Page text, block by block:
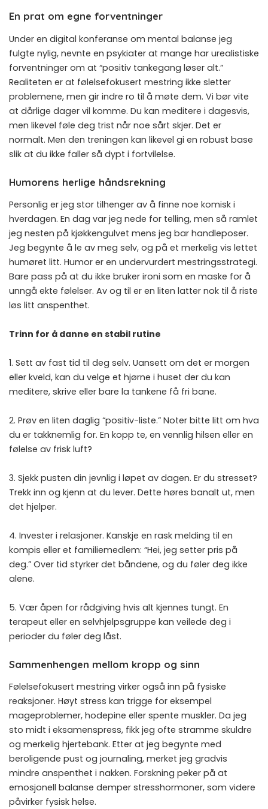
En prat om egne forventninger
Under en digital konferanse om mental balanse jeg
fulgte nylig, nevnte en psykiater at mange har urealistiske
forventninger om at “positiv tankegang løser alt.”
Realiteten er at følelsefokusert mestring ikke sletter
problemene, men gir indre ro til å møte dem. Vi bør vite
at dårlige dager vil komme. Du kan meditere i dagesvis,
men likevel føle deg trist når noe sårt skjer. Det er
normalt. Men den treningen kan likevel gi en robust base
slik at du ikke faller så dypt i fortvilelse.
Humorens herlige håndsrekning
Personlig er jeg stor tilhenger av å finne noe komisk i
hverdagen. En dag var jeg nede for telling, men så ramlet
jeg nesten på kjøkkengulvet mens jeg bar handleposer.
Jeg begynte å le av meg selv, og på et merkelig vis lettet
humøret litt. Humor er en undervurdert mestringsstrategi.
Bare pass på at du ikke bruker ironi som en maske for å
unngå ekte følelser. Av og til er en liten latter nok til å riste
løs litt anspenthet.
Trinn for å danne en stabil rutine
1. Sett av fast tid til deg selv. Uansett om det er morgen
eller kveld, kan du velge et hjørne i huset der du kan
meditere, skrive eller bare la tankene få fri bane.
2. Prøv en liten daglig “positiv-liste.” Noter bitte litt om hva
du er takknemlig for. En kopp te, en vennlig hilsen eller en
følelse av frisk luft?
3. Sjekk pusten din jevnlig i løpet av dagen. Er du stresset?
Trekk inn og kjenn at du lever. Dette høres banalt ut, men
det hjelper.
4. Invester i relasjoner. Kanskje en rask melding til en
kompis eller et familiemedlem: “Hei, jeg setter pris på
deg.” Over tid styrker det båndene, og du føler deg ikke
alene.
5. Vær åpen for rådgiving hvis alt kjennes tungt. En
terapeut eller en selvhjelpsgruppe kan veilede deg i
perioder du føler deg låst.
Sammenhengen mellom kropp og sinn
Følelsefokusert mestring virker også inn på fysiske
reaksjoner. Høyt stress kan trigge for eksempel
mageproblemer, hodepine eller spente muskler. Da jeg
sto midt i eksamenspress, fikk jeg ofte stramme skuldre
og merkelig hjertebank. Etter at jeg begynte med
beroligende pust og journaling, merket jeg gradvis
mindre anspenthet i nakken. Forskning peker på at
emosjonell balanse demper stresshormoner, som videre
påvirker fysisk helse.